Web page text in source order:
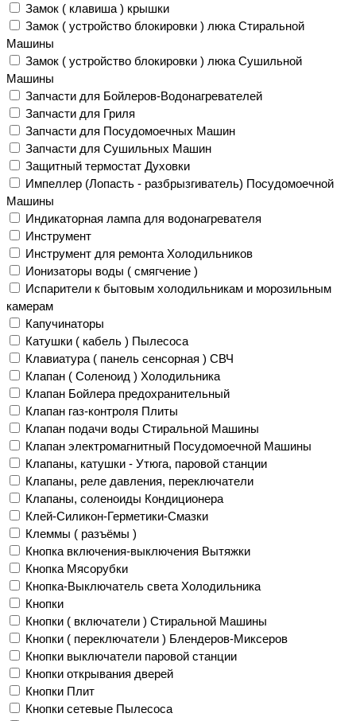
Замок ( клавиша ) крышки
Замок ( устройство блокировки ) люка Стиральной
Машины
Замок ( устройство блокировки ) люка Сушильной
Машины
Запчасти для Бойлеров-Водонагревателей
Запчасти для Гриля
Запчасти для Посудомоечных Машин
Запчасти для Сушильных Машин
Защитный термостат Духовки
Импеллер (Лопасть - разбрызгиватель) Посудомоечной
Машины
Индикаторная лампа для водонагревателя
Инструмент
Инструмент для ремонта Холодильников
Ионизаторы воды ( смягчение )
Испарители к бытовым холодильникам и морозильным
камерам
Капучинаторы
Катушки ( кабель ) Пылесоса
Клавиатура ( панель сенсорная ) СВЧ
Клапан ( Соленоид ) Холодильника
Клапан Бойлера предохранительный
Клапан газ-контроля Плиты
Клапан подачи воды Стиральной Машины
Клапан электромагнитный Посудомоечной Машины
Клапаны, катушки - Утюга, паровой станции
Клапаны, реле давления, переключатели
Клапаны, соленоиды Кондиционера
Клей-Силикон-Герметики-Смазки
Клеммы ( разъёмы )
Кнопка включения-выключения Вытяжки
Кнопка Мясорубки
Кнопка-Выключатель света Холодильника
Кнопки
Кнопки ( включатели ) Стиральной Машины
Кнопки ( переключатели ) Блендеров-Миксеров
Кнопки выключатели паровой станции
Кнопки открывания дверей
Кнопки Плит
Кнопки сетевые Пылесоса